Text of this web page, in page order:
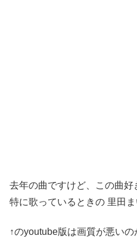
去年の曲ですけど、この曲好
特に歌っているときの 里田ま
↑のyoutube版は画質が悪いの